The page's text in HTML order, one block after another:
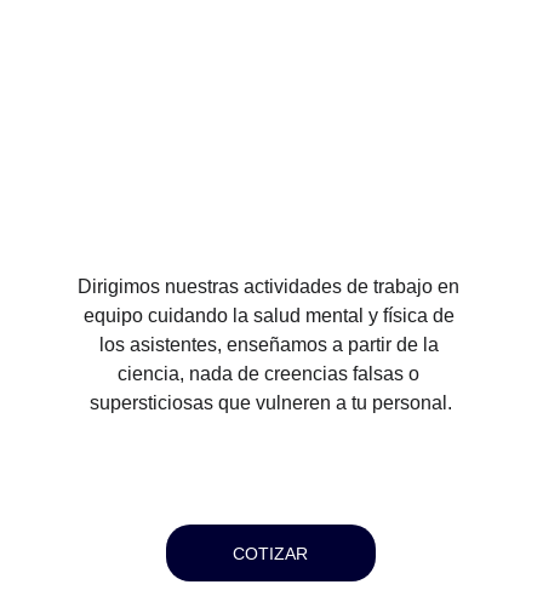
COTIZAR
Dirigimos nuestras actividades de trabajo en
equipo cuidando la salud mental y física de
los asistentes, enseñamos a partir de la
ciencia, nada de creencias falsas o
supersticiosas que vulneren a tu personal.